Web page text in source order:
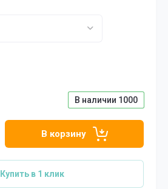
В наличии 1000
В корзину
Купить в 1 клик